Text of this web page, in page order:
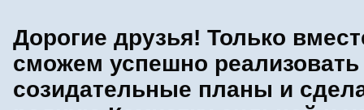
Дорогие друзья! Только
сможем успешно реализовать
созидательные планы и